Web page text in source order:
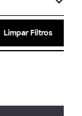
Limpar Filtros